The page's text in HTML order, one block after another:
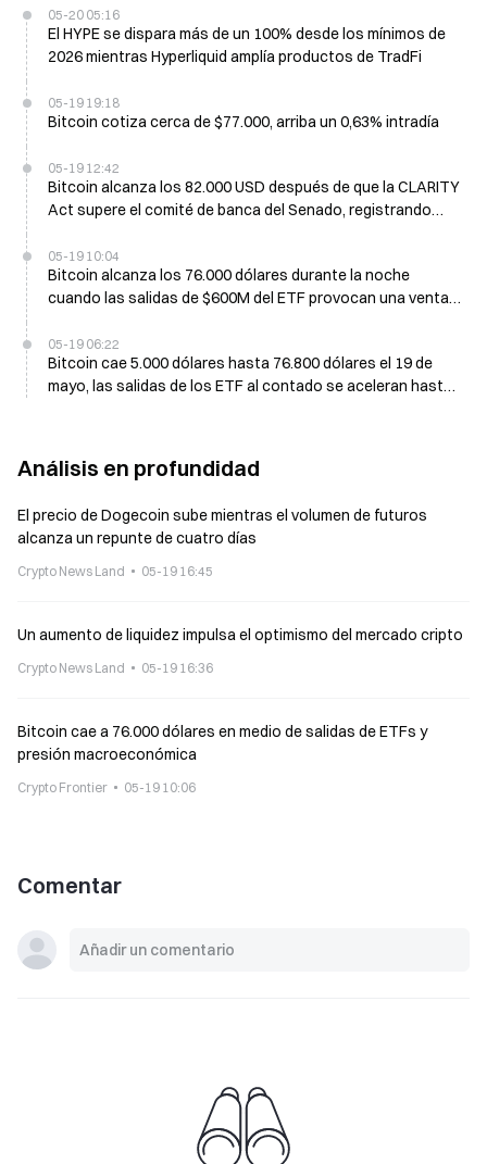
05-20 05:16
El HYPE se dispara más de un 100% desde los mínimos de
2026 mientras Hyperliquid amplía productos de TradFi
05-19 19:18
Bitcoin cotiza cerca de $77.000, arriba un 0,63% intradía
05-19 12:42
Bitcoin alcanza los 82.000 USD después de que la CLARITY
Act supere el comité de banca del Senado, registrando
05-19 10:04
Bitcoin alcanza los 76.000 dólares durante la noche
cuando las salidas de $600M del ETF provocan una venta
05-19 06:22
Bitcoin cae 5.000 dólares hasta 76.800 dólares el 19 de
mayo, las salidas de los ETF al contado se aceleran hasta
Análisis en profundidad
El precio de Dogecoin sube mientras el volumen de futuros
alcanza un repunte de cuatro días
Crypto News Land 05-19 16:45
Un aumento de liquidez impulsa el optimismo del mercado cripto
Crypto News Land 05-19 16:36
Bitcoin cae a 76.000 dólares en medio de salidas de ETFs y
presión macroeconómica
Crypto Frontier 05-19 10:06
Comentar